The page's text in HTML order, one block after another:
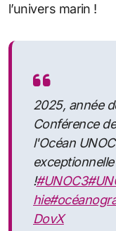
l’univers marin !
2025, année
Conférence
l'Océan
exceptionnelle
!#UNOC3
hie
DovX